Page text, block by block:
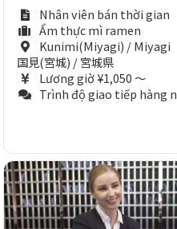
Nhân viên bán thời gian
Ẩm thực mì ramen
Kunimi(Miyagi) / Miyagi
国見(宮城) / 宮城県
Lương giờ ¥1,050 ～
Trình độ giao tiếp hàng ngày (Tương đương N3)